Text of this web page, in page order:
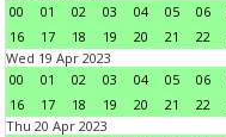
00
01 02 03 04 05 06
16
17 18 19 20 21 22
Wed 19 Apr 2023
00
01 02 03 04 05 06
16
17 18 19 20 21 22
Thu 20 Apr 2023